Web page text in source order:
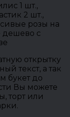
1 шт.,
2 шт.,
розы на
с
открытку
текст, а так
букет до
Вы можете
торт или